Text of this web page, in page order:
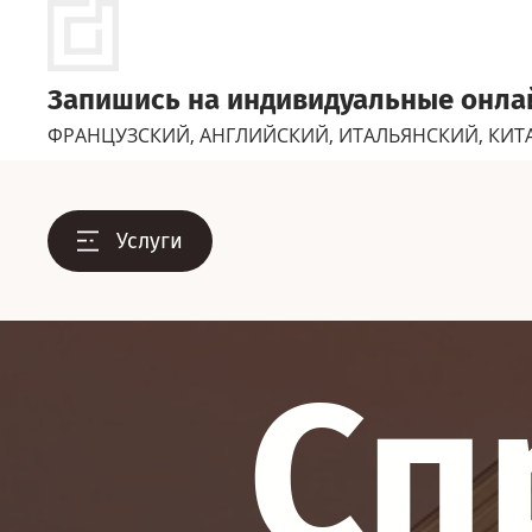
Запишись на индивидуальные
ФРАНЦУЗСКИЙ, АНГЛИЙСКИЙ, ИТАЛЬЯНСКИЙ,
Услуги